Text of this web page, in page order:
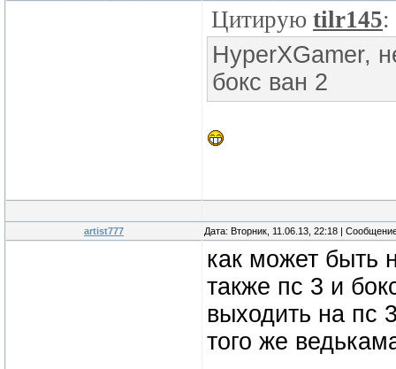
Цитирую tilr145:
HyperXGamer,
бокс ван 2
artist777 Дата: Вторник, 11.06.13, 22:18 |
как может быть
также пс 3 и
выходить на пс
того же